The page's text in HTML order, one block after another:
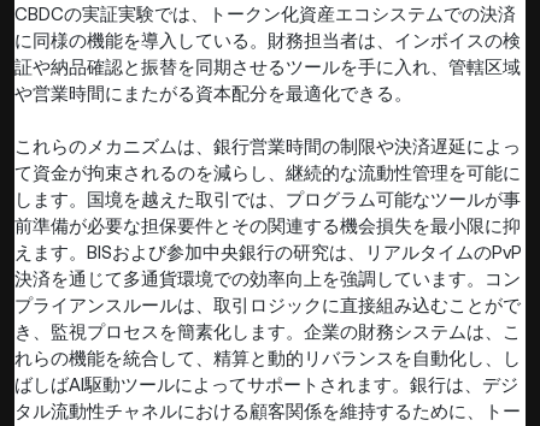
CBDCの実証実験では、トークン化資産エコシステムでの決済
に同様の機能を導入している。財務担当者は、インボイスの検
証や納品確認と振替を同期させるツールを手に入れ、管轄区域
や営業時間にまたがる資本配分を最適化できる。
これらのメカニズムは、銀行営業時間の制限や決済遅延によっ
て資金が拘束されるのを減らし、継続的な流動性管理を可能に
します。国境を越えた取引では、プログラム可能なツールが事
前準備が必要な担保要件とその関連する機会損失を最小限に抑
えます。BISおよび参加中央銀行の研究は、リアルタイムのPvP
決済を通じて多通貨環境での効率向上を強調しています。コン
プライアンスルールは、取引ロジックに直接組み込むことがで
き、監視プロセスを簡素化します。企業の財務システムは、こ
れらの機能を統合して、精算と動的リバランスを自動化し、し
ばしばAI駆動ツールによってサポートされます。銀行は、デジ
タル流動性チャネルにおける顧客関係を維持するために、トー